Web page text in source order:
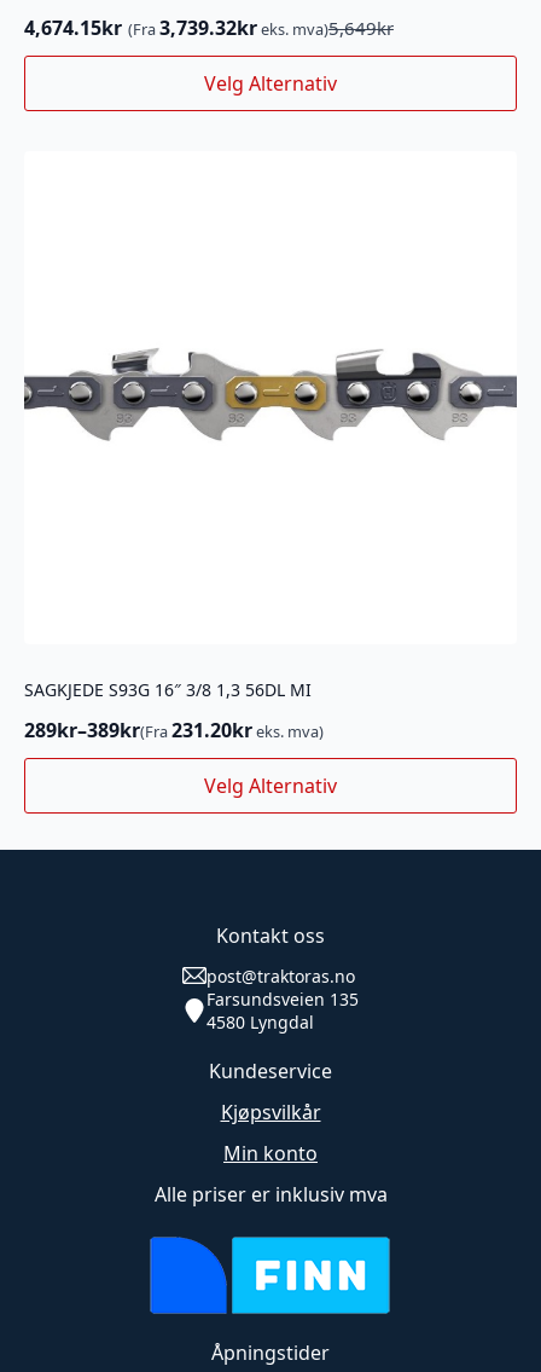
5,649kr
Opprinnelig
pris
5,649kr.
4,674.15kr
Nåværende
pris
4,674.15kr.
(Fra3,739.32kreks. mva)
Velg Alternativ
Dette
har
SAGKJEDE S93G 16″ 3/8 1,3 56DL MI
289kr–389kr
Prisområde:
289kr
389kr
(Fra231.20kreks. mva)
Velg Alternativ
Dette
flere
Kontakt oss
post@traktoras.no
Farsundsveien 135
4580 Lyngdal
Kundeservice
Kjøpsvilkår
Min konto
Alle priser er inklusiv mva
Åpningstider